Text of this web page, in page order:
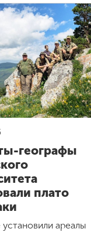
географы
плато
установили ареалы